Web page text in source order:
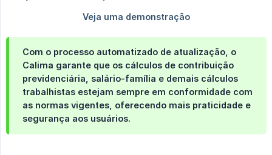
Com o processo automatizado de atualização, o
Calima garante que os cálculos de contribuição
previdenciária, salário-família e demais cálculos
trabalhistas estejam sempre em conformidade com
as normas vigentes, oferecendo mais praticidade e
segurança aos usuários.